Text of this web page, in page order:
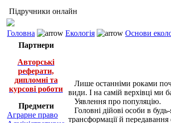
Підручники онлайн
Головна Екологія Основи
Партнери
Авторські
реферати,
дипломні та
курсові роботи
Предмети
Аграрне право
Лише останніми роками
види. І на самій верхівці ми
Уявлення про популяцію.
Головні дійові особи в
трансформації й